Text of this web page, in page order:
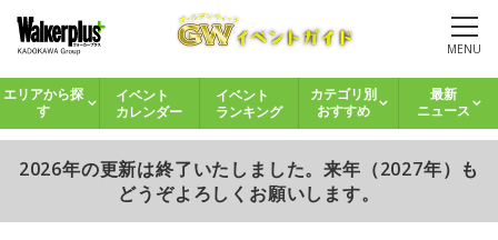
MENU
エリアから探
す
イベント
カレンダー
イベント
ランキング
カテゴリ別
おすすめ
最新
ニュース
2026年の更新は終了いたしました。来年（2027年）も
どうぞよろしくお願いします。